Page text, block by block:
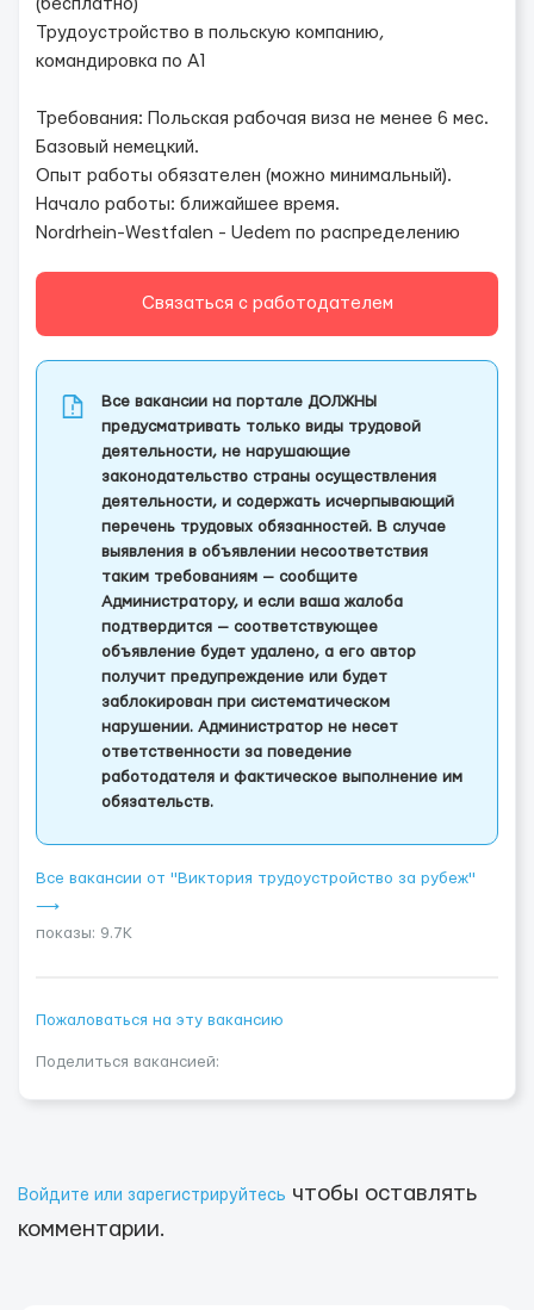
(бесплатно)
Трудоустройство в польскую компанию,
командировка по А1
Требования: Польская рабочая виза не менее 6 мес.
Базовый немецкий.
Опыт работы обязателен (можно минимальный).
Начало работы: ближайшее время.
Nordrhein-Westfalen - Uedem по распределению
Связаться с работодателем
Все вакансии на портале ДОЛЖНЫ
предусматривать только виды трудовой
деятельности, не нарушающие
законодательство страны осуществления
деятельности, и содержать исчерпывающий
перечень трудовых обязанностей. В случае
выявления в объявлении несоответствия
таким требованиям — сообщите
Администратору, и если ваша жалоба
подтвердится — соответствующее
объявление будет удалено, а его автор
получит предупреждение или будет
заблокирован при систематическом
нарушении. Администратор не несет
ответственности за поведение
работодателя и фактическое выполнение им
обязательств.
Все вакансии от "Виктория трудоустройство за рубеж"
⟶
показы: 9.7K
Пожаловаться на эту вакансию
Поделиться вакансией:
Войдите или зарегистрируйтесь чтобы оставлять
комментарии.